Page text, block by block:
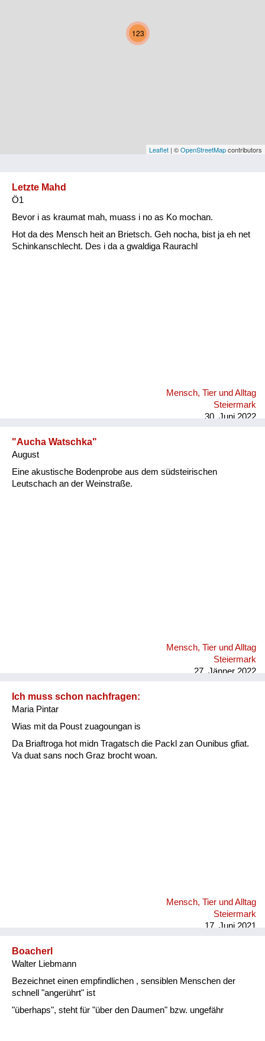
Niederösterreich
Oberösterreich
Vorarlberg
Natur und Landwirtschaft
Fluchen und Reden
123
Leaflet | ©OpenStreetMapcontributors
Letzte Mahd
Ö1
Bevor i as kraumat mah, muass i no as Ko mochan.
Hot da des Mensch heit an Brietsch. Geh nocha, bist ja eh net
Schinkanschlecht. Des i da a gwaldiga Raurachl
Mensch, Tier und Alltag
Steiermark
30. Juni 2022
"Aucha Watschka"
August
Eine akustische Bodenprobe aus dem südsteirischen
Leutschach an der Weinstraße.
Mensch, Tier und Alltag
Steiermark
27. Jänner 2022
Ich muss schon nachfragen:
Maria Pintar
Wias mit da Poust zuagoungan is
Da Briaftroga hot midn Tragatsch die Packl zan Ounibus gfiat.
Va duat sans noch Graz brocht woan.
Mensch, Tier und Alltag
Steiermark
17. Juni 2021
Boacherl
Walter Liebmann
Bezeichnet einen empfindlichen , sensiblen Menschen der
schnell "angerührt" ist
"überhaps", steht für "über den Daumen" bzw. ungefähr